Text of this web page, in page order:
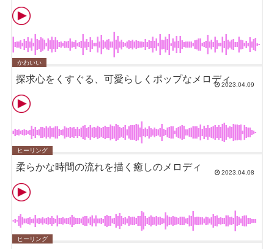
探求心をくすぐる、可愛らしくポップなメロディ
2023.04.09
かわいい
柔らかな時間の流れを描く癒しのメロディ
2023.04.08
ヒーリング
ヒーリング